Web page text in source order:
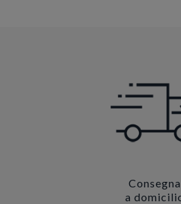
Consegna
a